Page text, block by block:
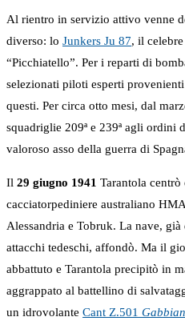
Al rientro in servizio attivo venne
diverso: lo Junkers Ju 87, il
“Picchiatello”. Per i reparti di
selezionati piloti esperti
questi. Per circa otto mesi, dal
squadriglie 209ª e 239ª agli ordini
valoroso asso della guerra di
Il 29 giugno 1941 Tarantola
cacciatorpediniere australiano
Alessandria e Tobruk. La nave, già
attacchi tedeschi, affondò. Ma il
abbattuto e Tarantola precipitò in
aggrappato al battellino di
un idrovolante Cant Z.501